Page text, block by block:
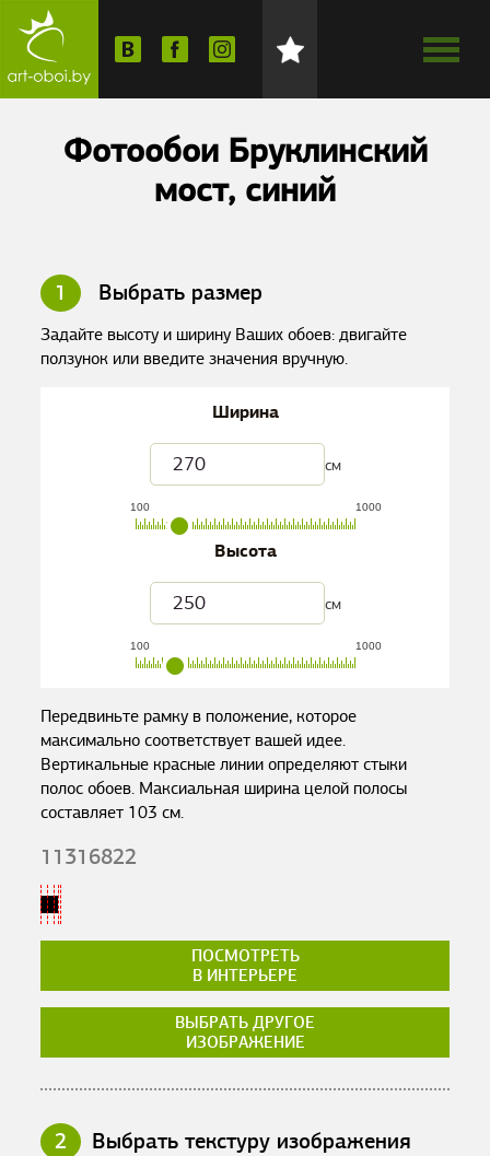
Фотообои Бруклинский
мост, синий
1 Выбрать размер
Задайте высоту и ширину Ваших обоев: двигайте
ползунок или введите значения вручную.
Ширина
см
100 1000
Высота
см
100 1000
Передвиньте рамку в положение, которое
максимально соответствует вашей идее.
Вертикальные красные линии определяют стыки
полос обоев. Максиальная ширина целой полосы
составляет 103 см.
11316822
ПОСМОТРЕТЬ
В ИНТЕРЬЕРЕ
ВЫБРАТЬ ДРУГОЕ
ИЗОБРАЖЕНИЕ
2 Выбрать текстуру изображения